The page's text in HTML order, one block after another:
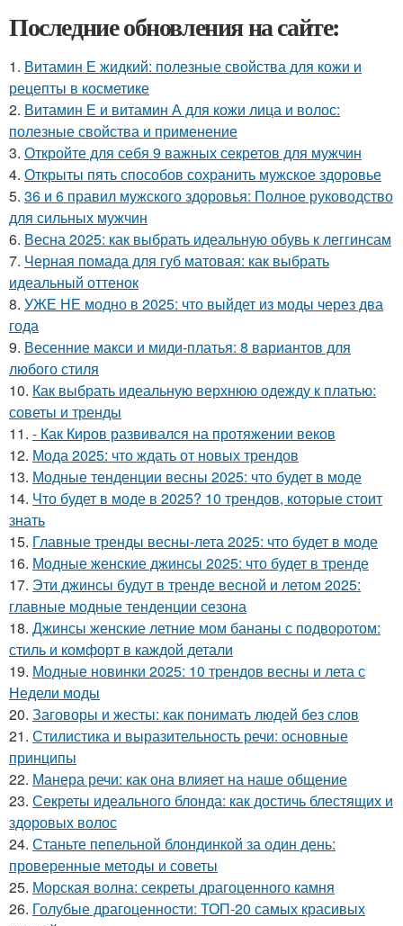
Последние обновления на сайте:
1. Витамин Е жидкий: полезные свойства для кожи и
рецепты в косметике
2. Витамин Е и витамин А для кожи лица и волос:
полезные свойства и применение
3. Откройте для себя 9 важных секретов для мужчин
4. Открыты пять способов сохранить мужское здоровье
5. 36 и 6 правил мужского здоровья: Полное руководство
для сильных мужчин
6. Весна 2025: как выбрать идеальную обувь к леггинсам
7. Черная помада для губ матовая: как выбрать
идеальный оттенок
8. УЖЕ НЕ модно в 2025: что выйдет из моды через два
года
9. Весенние макси и миди-платья: 8 вариантов для
любого стиля
10. Как выбрать идеальную верхнюю одежду к платью:
советы и тренды
11. - Как Киров развивался на протяжении веков
12. Мода 2025: что ждать от новых трендов
13. Модные тенденции весны 2025: что будет в моде
14. Что будет в моде в 2025? 10 трендов, которые стоит
знать
15. Главные тренды весны-лета 2025: что будет в моде
16. Модные женские джинсы 2025: что будет в тренде
17. Эти джинсы будут в тренде весной и летом 2025:
главные модные тенденции сезона
18. Джинсы женские летние мом бананы с подворотом:
стиль и комфорт в каждой детали
19. Модные новинки 2025: 10 трендов весны и лета с
Недели моды
20. Заговоры и жесты: как понимать людей без слов
21. Стилистика и выразительность речи: основные
принципы
22. Манера речи: как она влияет на наше общение
23. Секреты идеального блонда: как достичь блестящих и
здоровых волос
24. Станьте пепельной блондинкой за один день:
проверенные методы и советы
25. Морская волна: секреты драгоценного камня
26. Голубые драгоценности: ТОП-20 самых красивых